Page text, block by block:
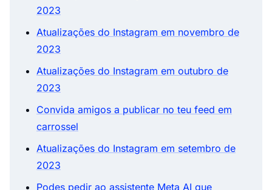
2023
Atualizações do Instagram em novembro de
2023
Atualizações do Instagram em outubro de
2023
Convida amigos a publicar no teu feed em
carrossel
Atualizações do Instagram em setembro de
2023
Podes pedir ao assistente Meta AI que